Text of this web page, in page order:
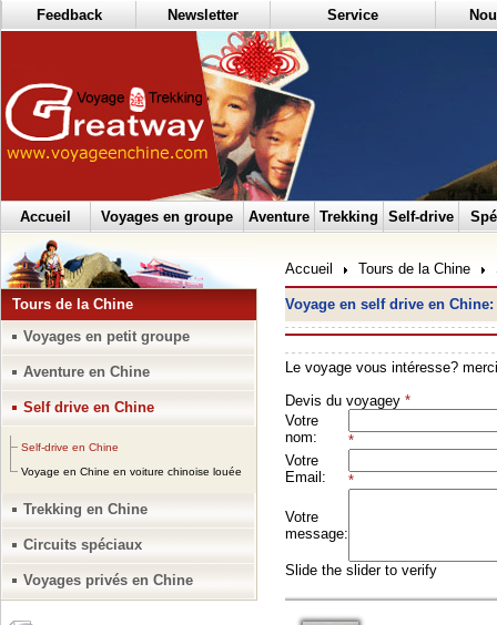
Feedback Newsletter Service
Accueil Voyages en groupe Aventure Trekking Self-drive
Tours de la Chine
Voyages en petit groupe
Aventure en Chine
Self drive en Chine
Self-drive en Chine
Voyage en Chine en voiture chinoise louée
Trekking en Chine
Circuits spéciaux
Voyages privés en Chine
Accueil Tours de la Chine
Voyage en self drive en